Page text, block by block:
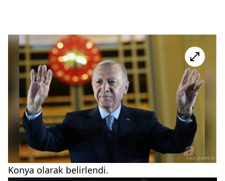
Konya olarak belirlendi.